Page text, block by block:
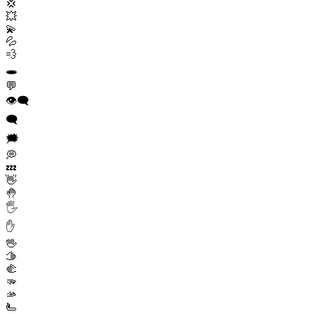
💢
💥
💫
💦
💨
🕳️
💬
👁️‍🗨️
🗨️
🗯️
💭
💤
👋
🤚
🖐️
✋
🖖
🫱
🫲
🫳
🫴
🫷